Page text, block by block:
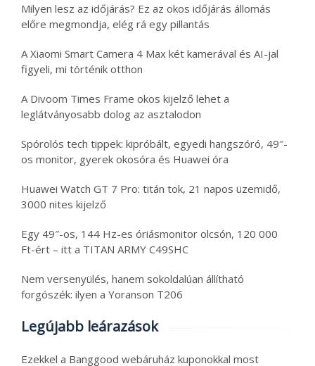
Milyen lesz az időjárás? Ez az okos időjárás állomás
előre megmondja, elég rá egy pillantás
A Xiaomi Smart Camera 4 Max két kamerával és AI-jal
figyeli, mi történik otthon
A Divoom Times Frame okos kijelző lehet a
leglátványosabb dolog az asztalodon
Spórolós tech tippek: kipróbált, egyedi hangszóró, 49″-
os monitor, gyerek okosóra és Huawei óra
Huawei Watch GT 7 Pro: titán tok, 21 napos üzemidő,
3000 nites kijelző
Egy 49″-os, 144 Hz-es óriásmonitor olcsón, 120 000
Ft-ért – itt a TITAN ARMY C49SHC
Nem versenyülés, hanem sokoldalúan állítható
forgószék: ilyen a Yoranson T206
Legújabb leárazások
Ezekkel a Banggood webáruház kuponokkal most